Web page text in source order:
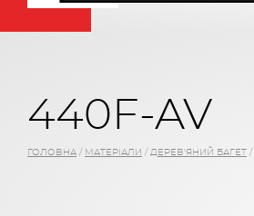
440F-AV
ГОЛОВНА / МАТЕРІАЛИ / ДЕРЕВ'ЯНИЙ БАГЕТ /